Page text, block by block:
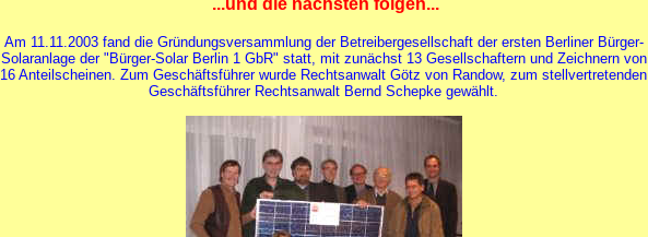
...und die nächsten folgen...
Am 11.11.2003 fand die Gründungsversammlung der Betreibergesellschaft der ersten Berliner Bürger-
Solaranlage der "Bürger-Solar Berlin 1 GbR" statt, mit zunächst 13 Gesellschaftern und Zeichnern von
16 Anteilscheinen. Zum Geschäftsführer wurde Rechtsanwalt Götz von Randow, zum stellvertretenden
Geschäftsführer Rechtsanwalt Bernd Schepke gewählt.